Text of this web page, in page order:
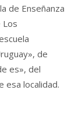
de Enseñanza
Los
de
es», del
esa localidad.